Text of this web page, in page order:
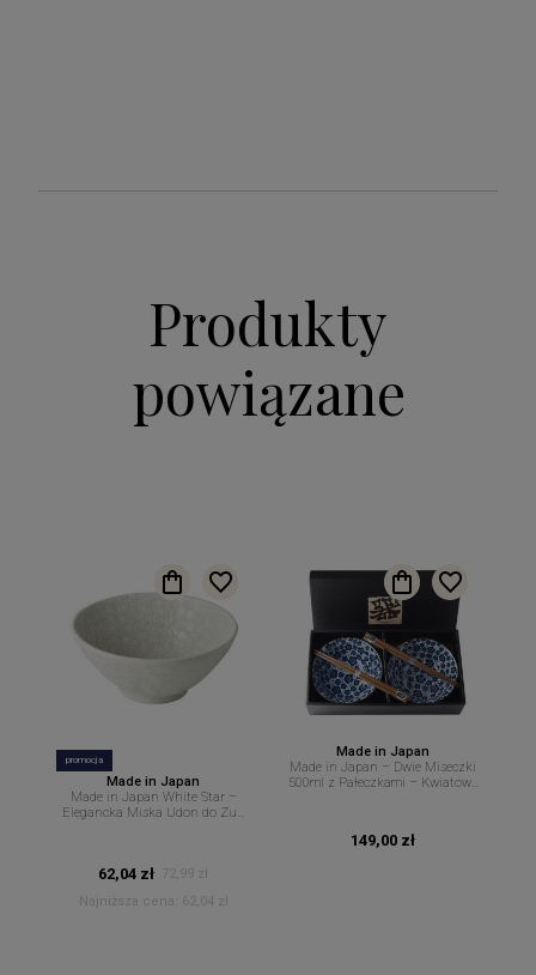
Produkty
powiązane
promocja
Made in Japan
Made in Japan White Star –
Elegancka Miska Udon do Zup
62,04 zł
72,99 zł
Najniższa cena:
62,04 zł
Made in Japan
Made in Japan – Dwie Miseczki
500ml z Pałeczkami – Kwiatowy
149,00 zł